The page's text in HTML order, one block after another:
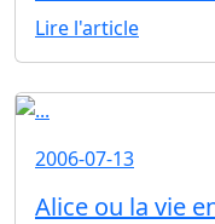
Lire l'article
2006-07-13
Alice ou la vie